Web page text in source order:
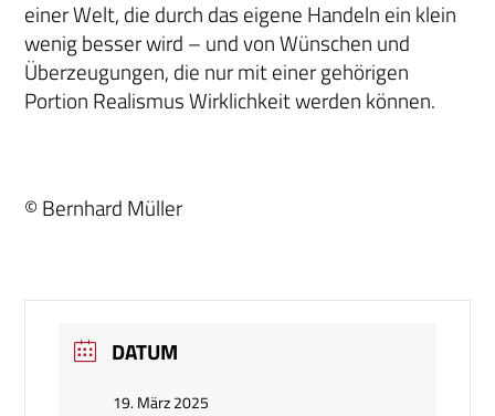
einer Welt, die durch das eigene Handeln ein klein
wenig besser wird – und von Wünschen und
Überzeugungen, die nur mit einer gehörigen
Portion Realismus Wirklichkeit werden können.
© Bernhard Müller
DATUM
19. März 2025